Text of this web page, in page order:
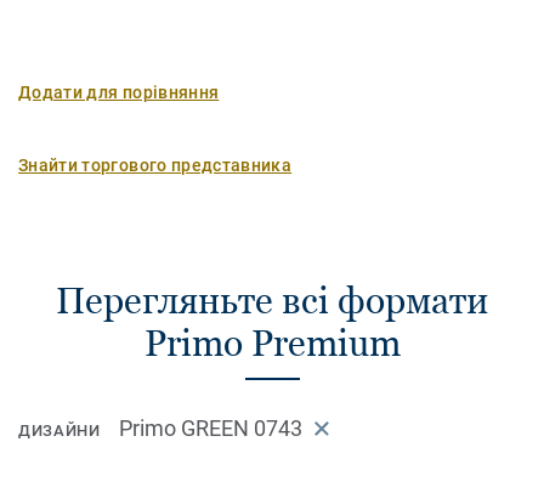
Додати для порівняння
Знайти торгового представника
Перегляньте всі формати
Primo Premium
ДИЗАЙНИ Primo GREEN 0743